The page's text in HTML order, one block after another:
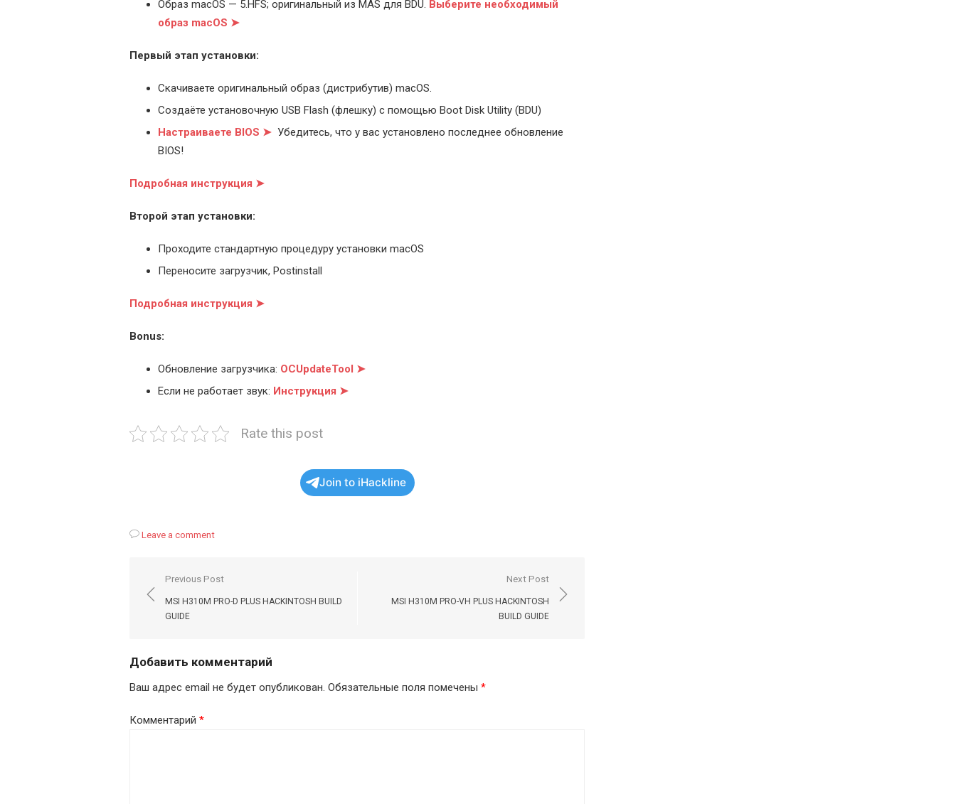
Образ macOS — 5.HFS; оригинальный из MAS для BDU. Выберите необходимый
образ macOS ➤
Первый этап установки:
Скачиваете оригинальный образ (дистрибутив) macOS.
Создаёте установочную USB Flash (флешку) с помощью Boot Disk Utility (BDU)
Настраиваете BIOS ➤ Убедитесь, что у вас установлено последнее обновление
BIOS!
Подробная инструкция ➤
Второй этап установки:
Проходите стандартную процедуру установки macOS
Переносите загрузчик, Postinstall
Подробная инструкция ➤
Bonus:
Обновление загрузчика: OCUpdateTool ➤
Если не работает звук: Инструкция ➤
Rate this post
Join to iHackline
Leave a comment
Навигация
по
записям
Previous Post
MSI H310M PRO-D PLUS HACKINTOSH BUILD
GUIDE
Next Post
MSI H310M PRO-VH PLUS HACKINTOSH
BUILD GUIDE
Добавить комментарий
Ваш адрес email не будет опубликован. Обязательные поля помечены *
Комментарий *